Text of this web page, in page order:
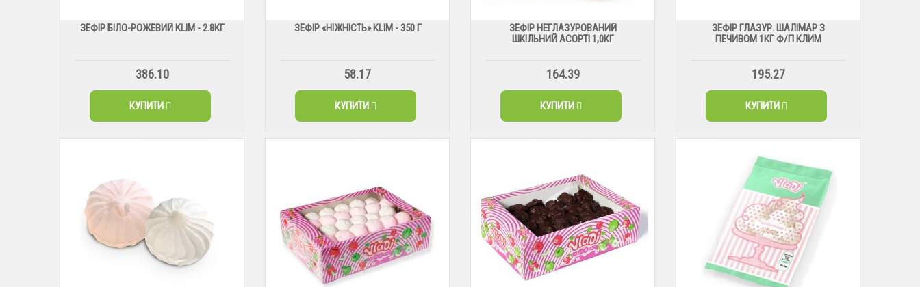
ЗЕФІР БІЛО-РОЖЕВИЙ KLIM - 2.8КГ
386.10
КУПИТИ
ЗЕФІР «НІЖНІСТЬ» KLIM - 350 Г
58.17
КУПИТИ
ЗЕФІР НЕГЛАЗУРОВАНИЙ
ШКІЛЬНИЙ АСОРТІ 1,0КГ
164.39
КУПИТИ
ЗЕФІР ГЛАЗУР. ШАЛІМАР З
ПЕЧИВОМ 1КГ Ф/П КЛИМ
195.27
КУПИТИ